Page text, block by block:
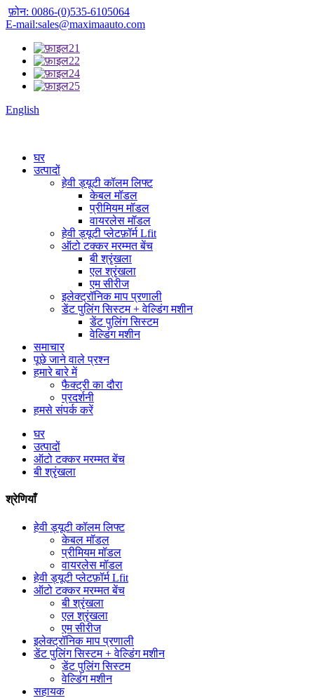
फ़ोन: 0086-(0)535-6105064
E-mail:sales@maximaauto.com
English
घर
उत्पादों
हेवी ड्यूटी कॉलम लिफ्ट
केबल मॉडल
प्रीमियम मॉडल
वायरलेस मॉडल
हेवी ड्यूटी प्लेटफ़ॉर्म Lfit
ऑटो टक्कर मरम्मत बेंच
बी श्रृंखला
एल श्रृंखला
एम सीरीज
इलेक्ट्रॉनिक माप प्रणाली
डेंट पुलिंग सिस्टम + वेल्डिंग मशीन
डेंट पुलिंग सिस्टम
वेल्डिंग मशीन
समाचार
पूछे जाने वाले प्रश्न
हमारे बारे में
फैक्ट्री का दौरा
प्रदर्शनी
हमसे संपर्क करें
घर
उत्पादों
ऑटो टक्कर मरम्मत बेंच
बी श्रृंखला
श्रेणियाँ
हेवी ड्यूटी कॉलम लिफ्ट
केबल मॉडल
प्रीमियम मॉडल
वायरलेस मॉडल
हेवी ड्यूटी प्लेटफ़ॉर्म Lfit
ऑटो टक्कर मरम्मत बेंच
बी श्रृंखला
एल श्रृंखला
एम सीरीज
इलेक्ट्रॉनिक माप प्रणाली
डेंट पुलिंग सिस्टम + वेल्डिंग मशीन
डेंट पुलिंग सिस्टम
वेल्डिंग मशीन
सहायक